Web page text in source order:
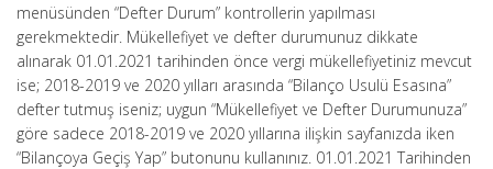
menüsünden “Defter Durum” kontrollerin yapılması
gerekmektedir. Mükellefiyet ve defter durumunuz dikkate
alınarak 01.01.2021 tarihinden önce vergi mükellefiyetiniz mevcut
ise; 2018-2019 ve 2020 yılları arasında “Bilanço Usulü Esasına”
defter tutmuş iseniz; uygun “Mükellefiyet ve Defter Durumunuza”
göre sadece 2018-2019 ve 2020 yıllarına ilişkin sayfanızda iken
“Bilançoya Geçiş Yap” butonunu kullanınız. 01.01.2021 Tarihinden